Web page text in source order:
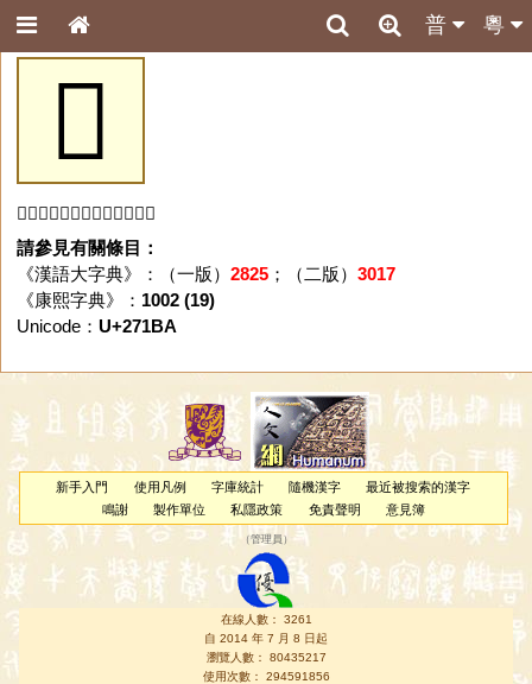
粵
普
𧆺
「𧆺」字未收錄於本資料庫。
請參見有關條目：
《漢語大字典》：（一版） 2825；（二版） 3017
《康熙字典》： 1002 (19)
Unicode： U+271BA
新手入門 使用凡例 字庫統計 隨機漢字
最近被搜索的漢字
鳴謝
製作單位 私隱政策 免責聲明 意見簿
（管理員 ）
在線人數： 3261
自 2014 年 7 月 8 日起
瀏覽人數： 80435217
使用次數： 294591856